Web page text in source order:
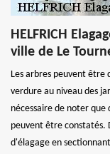
HELFRICH
ville de Le
Les arbres peuvent être
verdure au niveau des
nécessaire de noter que
peuvent être constatés.
d'élagage en